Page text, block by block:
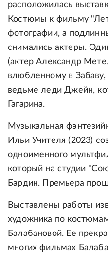
расположилась
Костюмы к фильму
фотографии, а
снимались актеры.
(актер Александр
влюбленному в
ведьме леди Джейн,
Гагарина.
Музыкальная
Ильи Учителя (2023)
одноименного
который на студии
Бардин. Премьера
Выставлены работы
художника по
Балабановой. Ее
многих фильмах